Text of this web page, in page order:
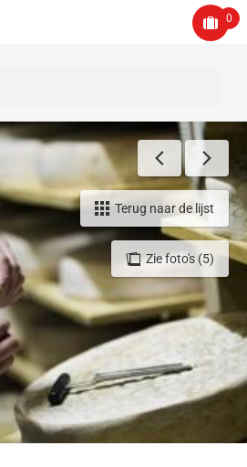
0
Zie foto's (5)
Terug naar de lijst